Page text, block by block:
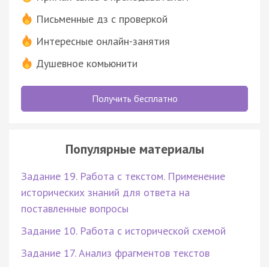
Письменные дз с проверкой
Интересные онлайн-занятия
Душевное комьюнити
Получить бесплатно
Популярные материалы
Задание 19. Работа с текстом. Применение
исторических знаний для ответа на
поставленные вопросы
Задание 10. Работа с исторической схемой
Задание 17. Анализ фрагментов текстов